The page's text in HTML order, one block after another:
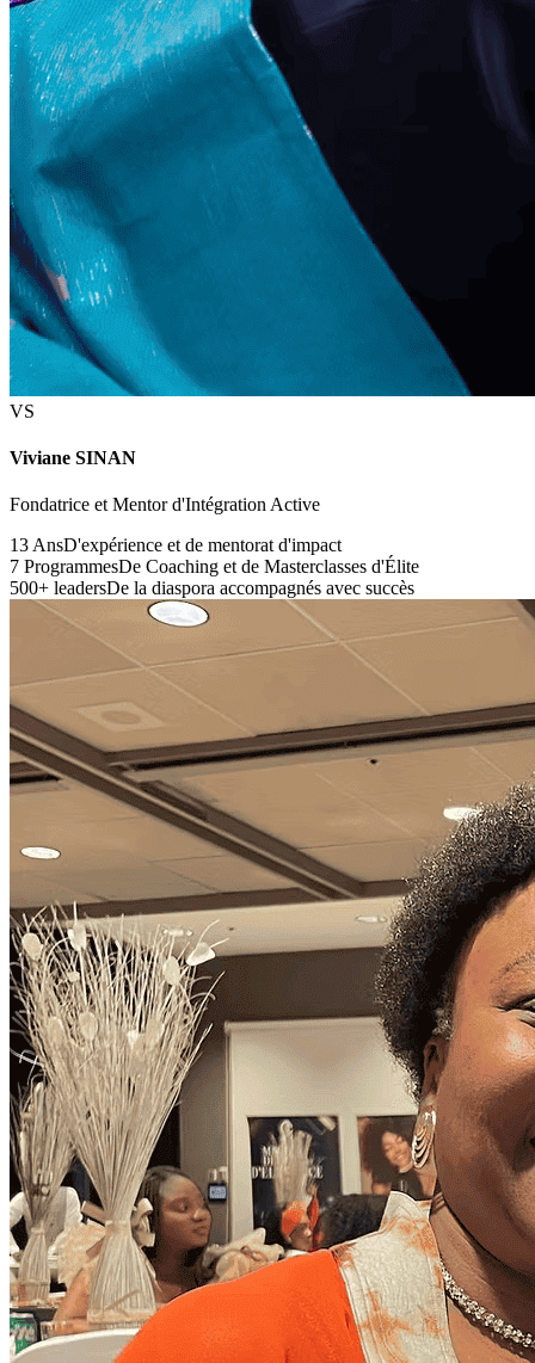
VS
Viviane SINAN
Fondatrice et Mentor d'Intégration Active
13 AnsD'expérience et de mentorat d'impact
7 ProgrammesDe Coaching et de Masterclasses d'Élite
500+ leadersDe la diaspora accompagnés avec succès